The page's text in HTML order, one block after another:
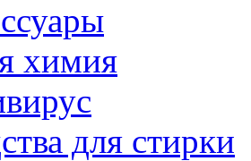
химия
для стирки